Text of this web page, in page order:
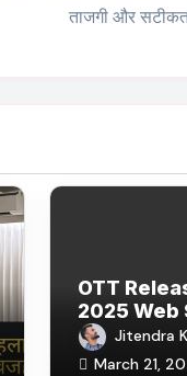
ताजगी और
OTT
2025 Web
Netflix,
Ultra
Jitendra
March 21,